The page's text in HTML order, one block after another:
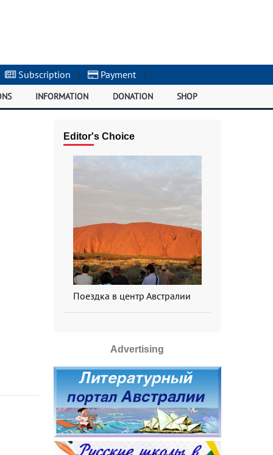
Subscription | Payment |
INFORMATION DONATION SHOP
Editor's Choice
Поездка в центр Австралии
Advertising